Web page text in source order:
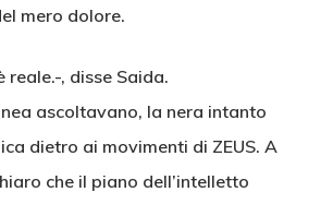
mero dolore.
reale.-, disse Saida.
ascoltavano, la nera intanto
dietro ai movimenti di ZEUS. A
che il piano dell’intelletto